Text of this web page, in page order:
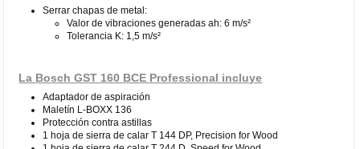
Serrar chapas de metal:
Valor de vibraciones generadas ah: 6 m/s²
Tolerancia K: 1,5 m/s²
La Bosch GST 160 BCE Professional incluye
Adaptador de aspiración
Maletín L-BOXX 136
Protección contra astillas
1 hoja de sierra de calar T 144 DP, Precision for Wood